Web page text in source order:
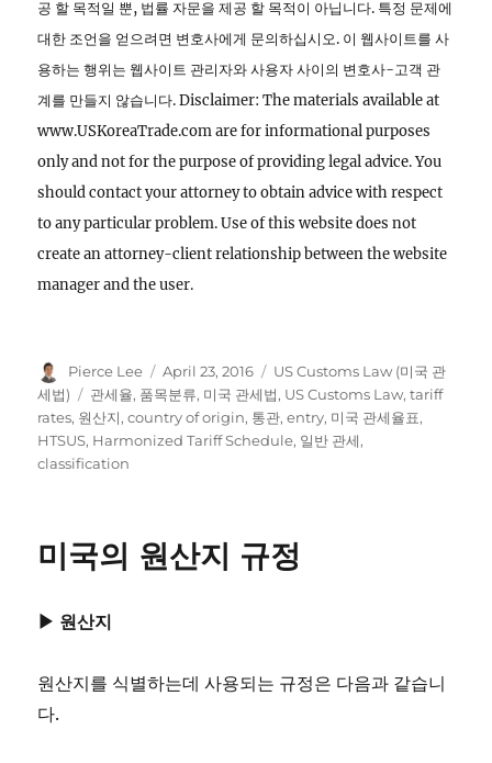
공 할 목적일 뿐, 법률 자문을 제공 할 목적이 아닙니다. 특정 문제에
대한 조언을 얻으려면 변호사에게 문의하십시오. 이 웹사이트를 사
용하는 행위는 웹사이트 관리자와 사용자 사이의 변호사-고객 관
계를 만들지 않습니다. Disclaimer: The materials available at
www.USKoreaTrade.com are for informational purposes
only and not for the purpose of providing legal advice. You
should contact your attorney to obtain advice with respect
to any particular problem. Use of this website does not
create an attorney-client relationship between the website
manager and the user.
Author
Pierce Lee
Posted
on
April 23, 2016 Categories
US Customs Law (미국 관
세법)
Tags
관세율, 품목분류, 미국 관세법, US Customs Law,tariff
rates, 원산지,country of origin, 통관,entry, 미국 관세율표,
HTSUS, Harmonized Tariff Schedule, 일반 관세,
classification
미국의 원산지 규정
▶ 원산지
원산지를 식별하는데 사용되는 규정은 다음과 같습니
다.